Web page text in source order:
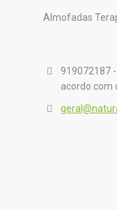
Almofadas
919072187
acordo com